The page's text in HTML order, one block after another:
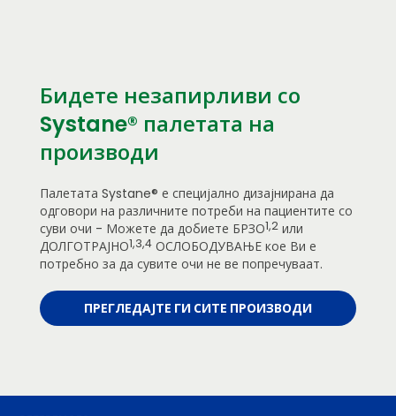
Бидете незапирливи со
Systane® палетата на
производи
Палетата Systane® е специјално дизајнирана да
одговори на различните потреби на пациентите со
суви очи - Можете да добиете БРЗО1,2или
ДОЛГОТРАЈНО1,3,4ОСЛОБОДУВАЊЕ кое Ви е
потребно за да сувите очи не ве попречуваат.
ПРЕГЛЕДАЈТЕ ГИ СИТЕ ПРОИЗВОДИ